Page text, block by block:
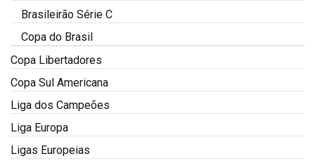
Brasileirão Série C
Copa do Brasil
Copa Libertadores
Copa Sul Americana
Liga dos Campeões
Liga Europa
Ligas Europeias